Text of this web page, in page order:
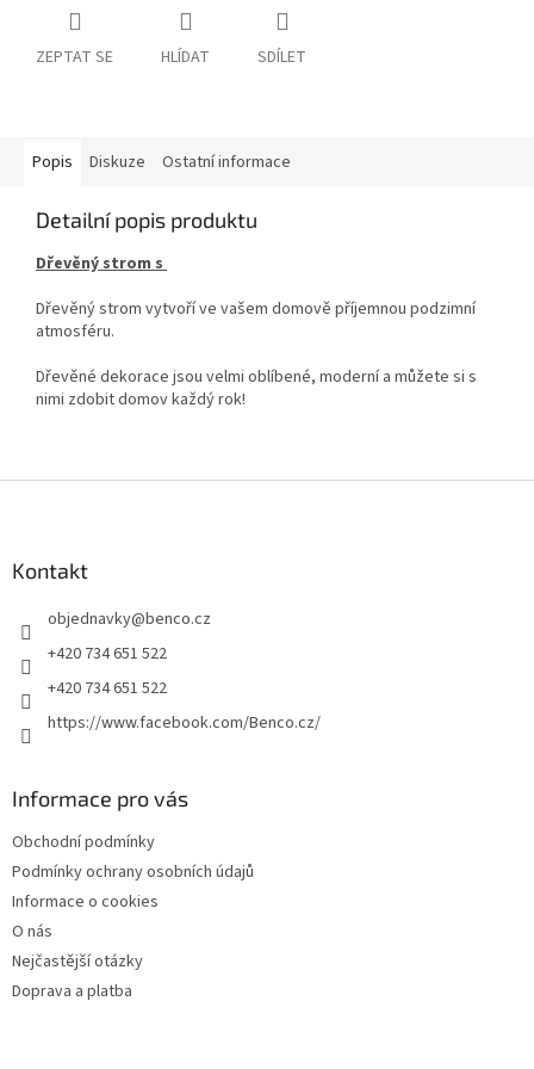
ZEPTAT SE HLÍDAT SDÍLET
Popis Diskuze Ostatní informace
Detailní popis produktu
Dřevěný strom s
Dřevěný strom vytvoří ve vašem domově příjemnou podzimní
atmosféru.
Dřevěné dekorace jsou velmi oblíbené, moderní a můžete si s
nimi zdobit domov každý rok!
Kontakt
objednavky@benco.cz
+420 734 651 522
+420 734 651 522
https://www.facebook.com/Benco.cz/
Informace pro vás
Obchodní podmínky
Podmínky ochrany osobních údajů
Informace o cookies
O nás
Nejčastější otázky
Doprava a platba